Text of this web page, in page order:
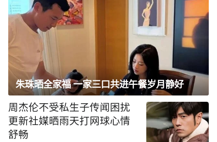
朱珠晒全家福 一家三口共进午餐岁月静好
周杰伦不受私生子传闻困扰
更新社媒晒雨天打网球心情
舒畅